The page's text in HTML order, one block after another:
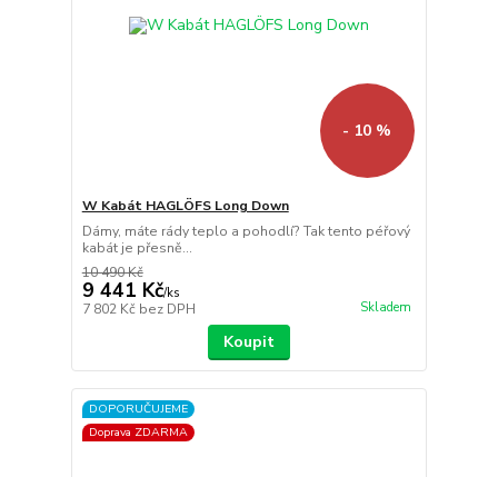
- 10 %
W Kabát HAGLÖFS Long Down
Dámy, máte rády teplo a pohodlí? Tak tento péřový
kabát je přesně...
10 490 Kč
9 441 Kč/ks
7 802 Kč bez DPH Skladem
Koupit
DOPORUČUJEME
Doprava ZDARMA